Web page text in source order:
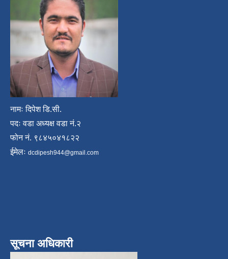
नामः दिपेश डि.सी.
पदः वडा अध्यक्ष वडा नं.२
फोन नं. ९८४५०४१८२२
ईमेलः dcdipesh944@gmail.com
सूचना अधिकारी